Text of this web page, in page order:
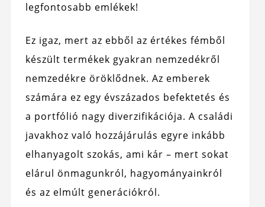
legfontosabb emlékek!
Ez igaz, mert az ebből az értékes fémből
készült termékek gyakran nemzedékről
nemzedékre öröklődnek. Az emberek
számára ez egy évszázados befektetés és
a portfólió nagy diverzifikációja. A családi
javakhoz való hozzájárulás egyre inkább
elhanyagolt szokás, ami kár – mert sokat
elárul önmagunkról, hagyományainkról
és az elmúlt generációkról.